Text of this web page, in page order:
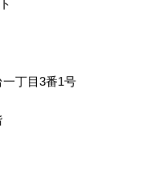
一丁目3番1号